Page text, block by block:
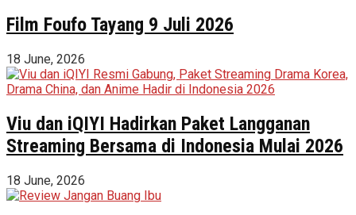
Film Foufo Tayang 9 Juli 2026
18 June, 2026
Viu dan iQIYI Hadirkan Paket Langganan
Streaming Bersama di Indonesia Mulai 2026
18 June, 2026